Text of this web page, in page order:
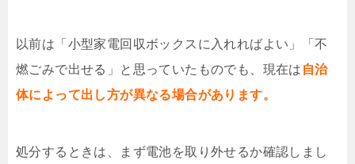
以前は「小型家電回収ボックスに入れればよい」「不
燃ごみで出せる」と思っていたものでも、現在は 自治
体によって出し方が異なる場合があります。
処分するときは、まず電池を取り外せるか確認しまし